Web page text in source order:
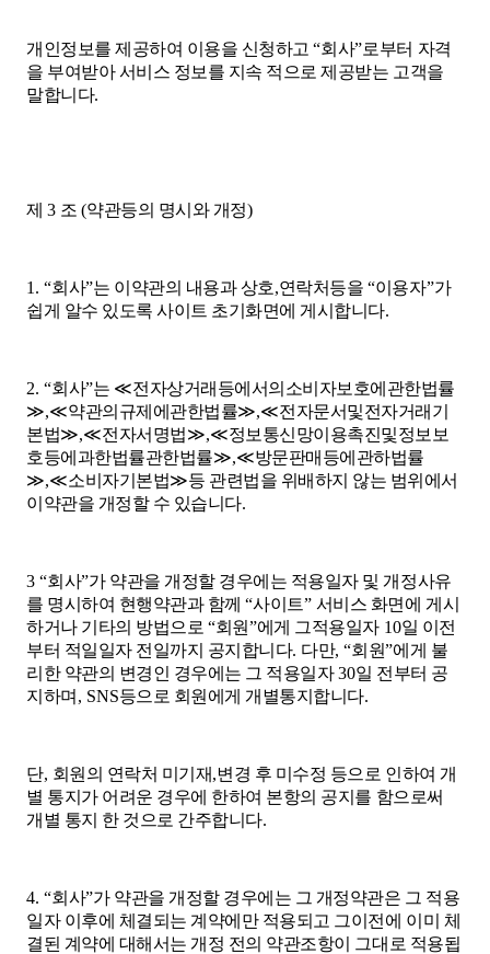
개인정보를 제공하여 이용을 신청하고“회사”로부터 자격
을 부여받아 서비스 정보를 지속 적으로 제공받는 고객을
말합니다.
제3 조(약관등의 명시와 개정)
1. “회사”는 이약관의 내용과 상호,연락처등을 “이용자”가
쉽게 알수 있도록 사이트 초기화면에 게시합니다.
2. “회사”는 ≪전자상거래등에서의소비자보호에관한법률
≫,≪약관의규제에관한법률≫,≪전자문서및전자거래기
본법≫,≪전자서명법≫,≪정보통신망이용촉진및정보보
호등에과한법률관한법률≫,≪방문판매등에관하법률
≫,≪소비자기본법≫등 관련법을 위배하지 않는 범위에서
이약관을 개정할 수 있습니다.
3 “회사”가 약관을 개정할 경우에는 적용일자 및 개정사유
를 명시하여 현행약관과 함께“사이트” 서비스 화면에 게시
하거나 기타의 방법으로 “회원”에게 그적용일자 10일 이전
부터 적일일자 전일까지 공지합니다. 다만, “회원”에게 불
리한 약관의 변경인 경우에는 그 적용일자30일 전부터 공
지하며 , SNS등으로 회원에게 개별통지합니다.
단, 회원의 연락처 미기재,변경 후 미수정 등으로 인하여 개
별 통지가 어려운 경우에 한하여 본항의 공지를 함으로써
개별 통지 한 것으로 간주합니다.
4. “회사”가 약관을 개정할 경우에는 그 개정약관은 그 적용
일자 이후에 체결되는 계약에만 적용되고 그이전에 이미 체
결된 계약에 대해서는 개정 전의 약관조항이 그대로 적용됩